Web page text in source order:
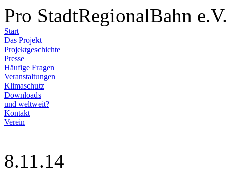
Pro StadtRegionalBahn e.V.
Start
Das Projekt
Projektgeschichte
Presse
Häufige Fragen
Veranstaltungen
Klimaschutz
Downloads
und weltweit?
Kontakt
Verein
8.11.14